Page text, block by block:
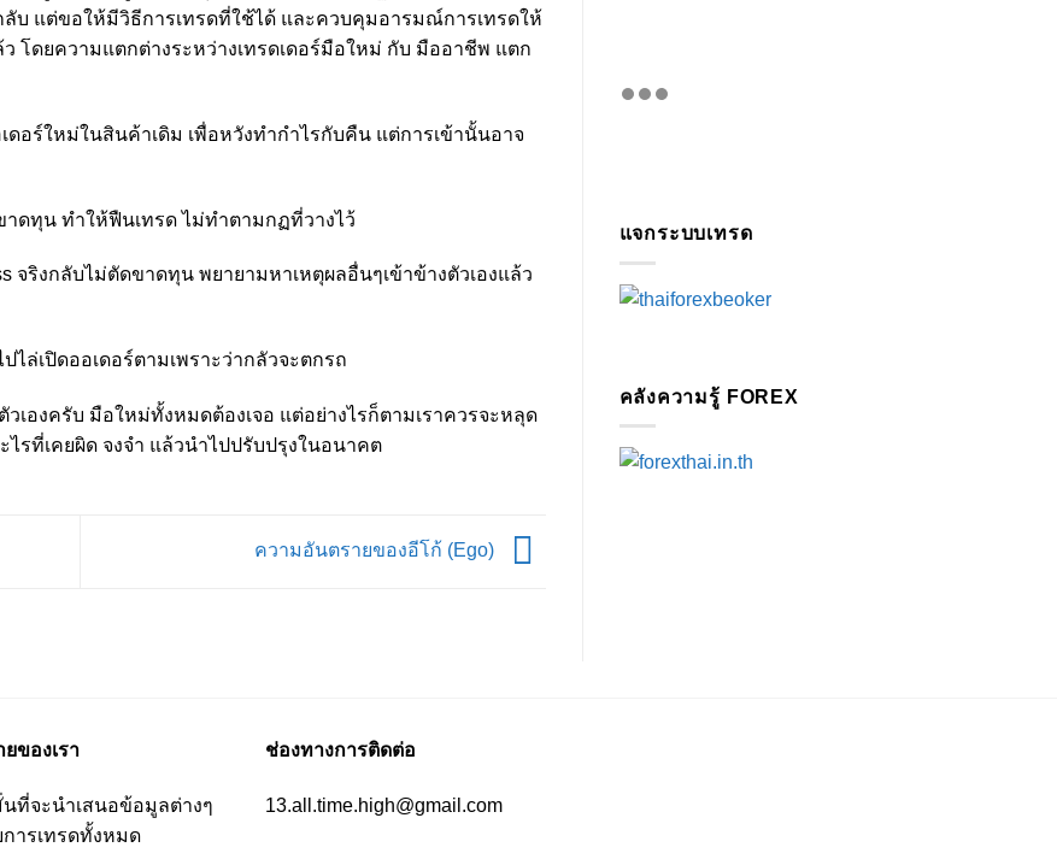
บ แต่ขอให้มีวิธีการเทรดที่ใช้ได้ และควบคุมอารมณ์การเทรดให้
โดยความแตกต่างระหว่างเทรดเดอร์มือใหม่ กับ มืออาชีพ แตก
ดอร์ใหม่ในสินค้าเดิม เพื่อหวังทำกำไรกับคืน แต่การเข้านั้นอาจ
าดทุน ทำให้ฟืนเทรด ไม่ทำตามกฏที่วางไว้
จริงกลับไม่ตัดขาดทุน พยายามหาเหตุผลอื่นๆเข้าข้างตัวเองแล้ว
ไล่เปิดออเดอร์ตามเพราะว่ากลัวจะตกรถ
องครับ มือใหม่ทั้งหมดต้องเจอ แต่อย่างไรก็ตามเราควรจะหลุด
รที่เคยผิด จงจำ แล้วนำไปปรับปรุงในอนาคต
ความอันตรายของอีโก้ (Ego)
แจกระบบเทรด
คลังความรู้ FOREX
ยของเรา
นที่จะนำเสนอข้อมูลต่างๆ
การเทรดทั้งหมด
ช่องทางการติดต่อ
13.all.time.high@gmail.com